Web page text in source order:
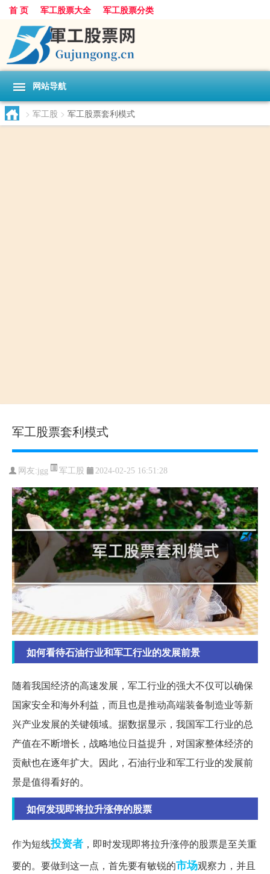
首 页 军工股票大全 军工股票分类
网站导航
> 军工股 > 军工股票套利模式
军工股票套利模式
网友:jgg 军工股 2024-02-25 16:51:28
如何看待石油行业和军工行业的发展前景
随着我国经济的高速发展，军工行业的强大不仅可以确保
国家安全和海外利益，而且也是推动高端装备制造业等新
兴产业发展的关键领域。据数据显示，我国军工行业的总
产值在不断增长，战略地位日益提升，对国家整体经济的
贡献也在逐年扩大。因此，石油行业和军工行业的发展前
景是值得看好的。
如何发现即将拉升涨停的股票
作为短线投资者 ，即时发现即将拉升涨停的股票是至关重
要的。要做到这一点，首先要有敏锐的市场观察力，并且